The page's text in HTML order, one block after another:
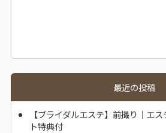
最近の投稿
【ブライダルエステ】前撮り｜エ
ト特典付